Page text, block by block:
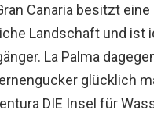
Canaria besitzt
Landschaft und ist
La Palma
glücklich
DIE Insel für